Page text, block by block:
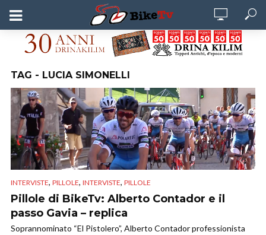
TAG - LUCIA SIMONELLI
INTERVISTE, PILLOLE, INTERVISTE, PILLOLE
Pillole di BikeTv: Alberto Contador e il
passo Gavia – replica
Soprannominato “El Pistolero”, Alberto Contador professionista